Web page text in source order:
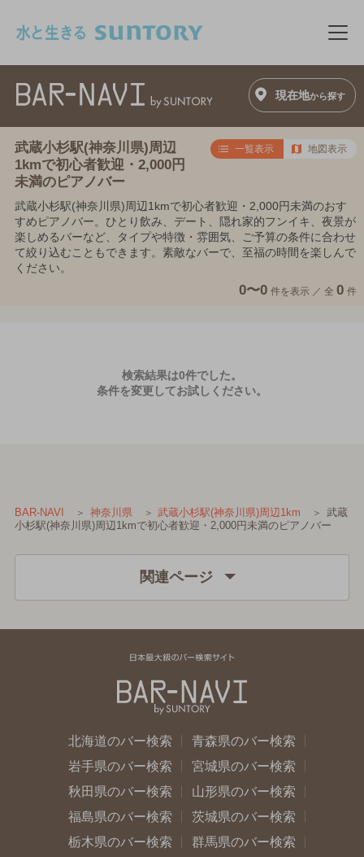
メ
現在地から探す
武蔵小杉駅(神奈川県)周辺
1kmで初心者歓迎・2,000円
未満のピアノバー
一覧表示 地図表示
武蔵小杉駅(神奈川県)周辺1kmで初心者歓迎・2,000円未満のおす
すめピアノバー。ひとり飲み、デート、隠れ家的フンイキ、夜景が
楽しめるバーなど、タイプや特徴・雰囲気、ご予算の条件に合わせ
て絞り込むこともできます。素敵なバーで、至福の時間を楽しんで
ください。
0〜0 件を表示 ／ 全 0 件
検索結果は0件でした。
条件を変更してお試しください。
BAR-NAVI 神奈川県 武蔵小杉駅(神奈川県)周辺1km
武蔵
小杉駅(神奈川県)周辺1kmで初心者歓迎・2,000円未満のピアノバー
関連ページ
北海道のバー検索
青森県のバー検索
岩手県のバー検索
宮城県のバー検索
秋田県のバー検索
山形県のバー検索
福島県のバー検索
茨城県のバー検索
栃木県のバー検索
群馬県のバー検索